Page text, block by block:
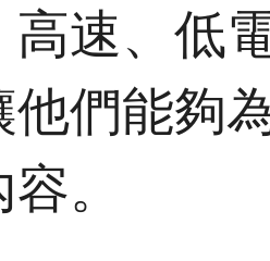
高速、低
他們能夠
。